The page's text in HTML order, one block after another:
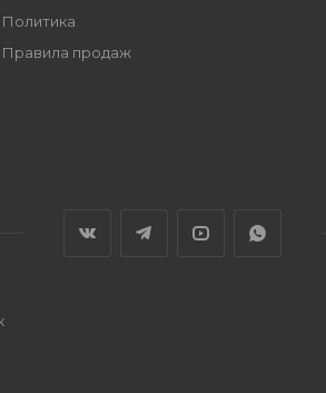
Политика
Правила продаж